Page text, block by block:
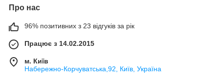
Про нас
96% позитивних з 23 відгуків за рік
Працює з 14.02.2015
м. Київ
Набережно-Корчуватська,92, Київ, Україна